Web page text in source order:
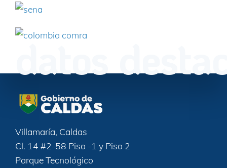
datos
Villamaría, Caldas
Cl. 14 #2-58 Piso -1 y Piso 2
Parque Tecnológico